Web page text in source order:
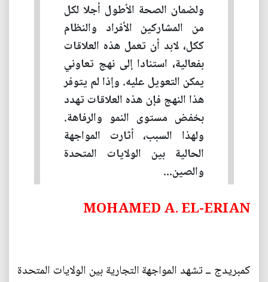
ولضمان الصحة الأطول أجلا لكل
من المشاركين الأفراد والنظام
ككل، لابد أن تعمل هذه العلاقات
بفعالية، استنادا إلى نهج تعاوني
يمكن التعويل عليه. وإذا لم يتوفر
هذا النهج فإن هذه العلاقات تهدد
بخفض مستوى النمو والرفاهة.
ولهذا السبب، أثارت المواجهة
الحالية بين الولايات المتحدة
والصين...
MOHAMED A. EL-ERIAN
كمبريدج ــ تشهد المواجهة التجارية بين الولايات المتحدة